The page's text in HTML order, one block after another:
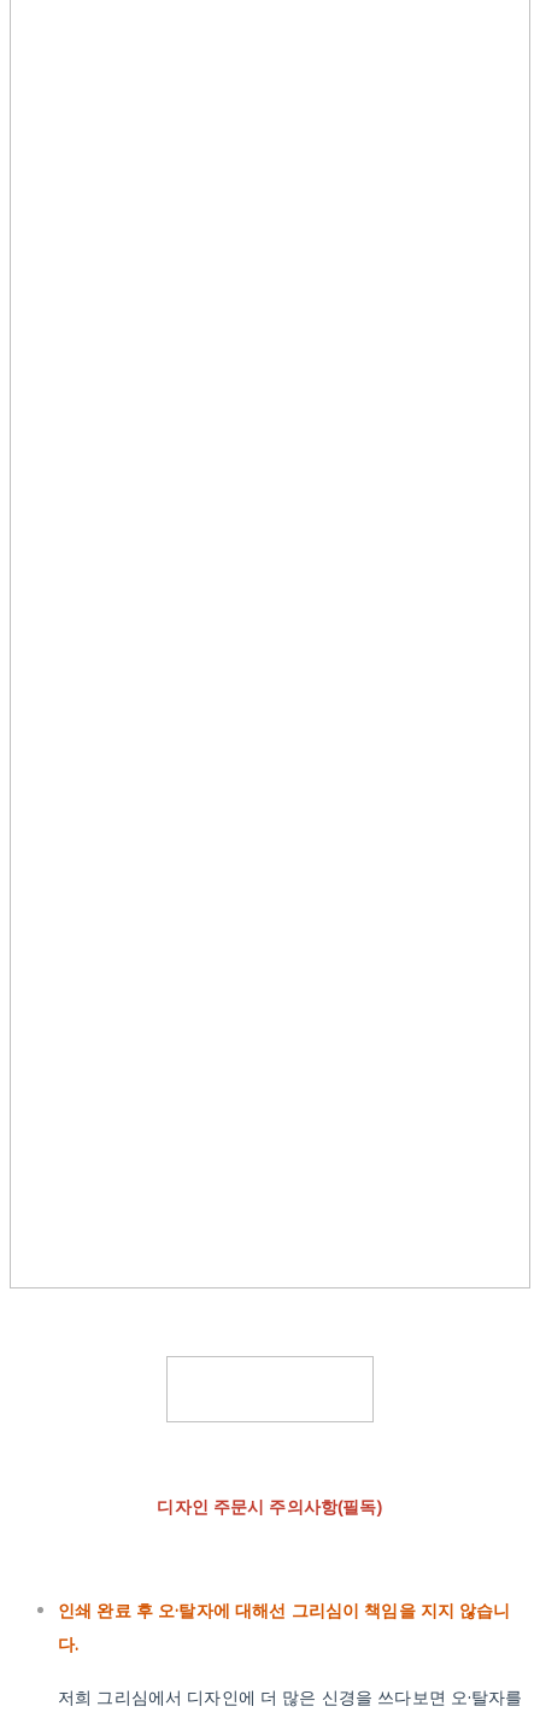
디자인 주문시 주의사항(필독)
인쇄 완료 후 오·탈자에 대해선 그리심이 책임을 지지 않습니
다.
저희 그리심에서 디자인에 더 많은 신경을 쓰다보면 오·탈자를